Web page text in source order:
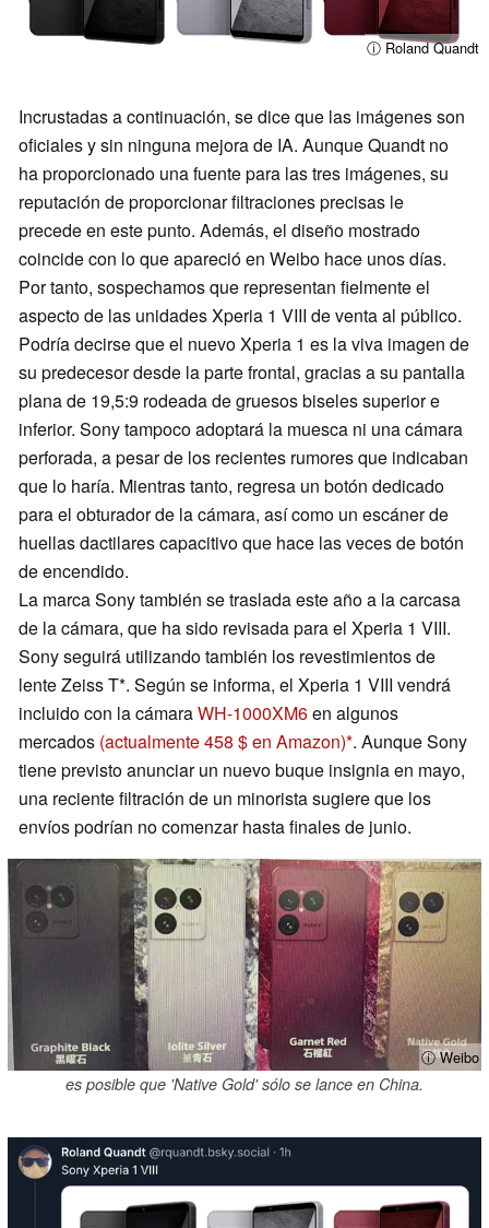
ⓘ Roland Quandt
Incrustadas a continuación, se dice que las imágenes son
oficiales y sin ninguna mejora de IA. Aunque Quandt no
ha proporcionado una fuente para las tres imágenes, su
reputación de proporcionar filtraciones precisas le
precede en este punto. Además, el diseño mostrado
coincide con lo que apareció en Weibo hace unos días.
Por tanto, sospechamos que representan fielmente el
aspecto de las unidades Xperia 1 VIII de venta al público.
Podría decirse que el nuevo Xperia 1 es la viva imagen de
su predecesor desde la parte frontal, gracias a su pantalla
plana de 19,5:9 rodeada de gruesos biseles superior e
inferior. Sony tampoco adoptará la muesca ni una cámara
perforada, a pesar de los recientes rumores que indicaban
que lo haría. Mientras tanto, regresa un botón dedicado
para el obturador de la cámara, así como un escáner de
huellas dactilares capacitivo que hace las veces de botón
de encendido.
La marca Sony también se traslada este año a la carcasa
de la cámara, que ha sido revisada para el Xperia 1 VIII.
Sony seguirá utilizando también los revestimientos de
lente Zeiss T*. Según se informa, el Xperia 1 VIII vendrá
incluido con la cámaraWH-1000XM6en algunos
mercados (actualmente 458 $ en Amazon) . Aunque Sony
tiene previsto anunciar un nuevo buque insignia en mayo,
una reciente filtración de un minorista sugiere que los
envíos podrían no comenzar hasta finales de junio.
ⓘ Weibo
es posible que 'Native Gold' sólo se lance en China.